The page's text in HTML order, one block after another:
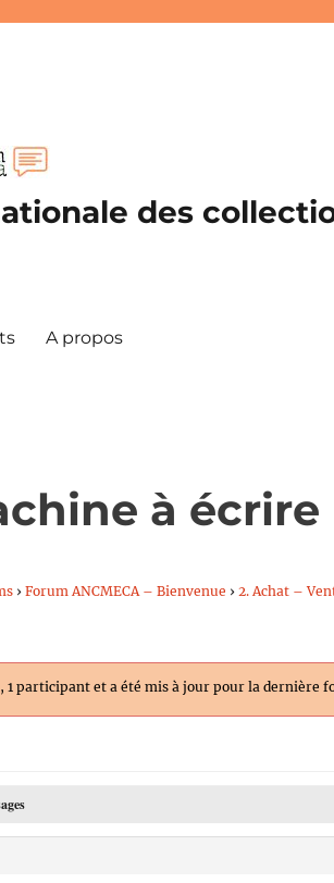
des
A propos
à
› Forum ANCMECA – Bienvenue › 2. Achat –
1 participant et a été mis à jour pour la dernière